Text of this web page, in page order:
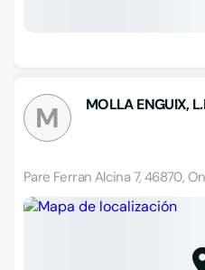
M MOLLA ENGUIX,
Pare Ferran Alcina 7, 46870,